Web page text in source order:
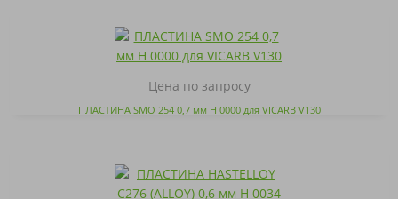
Цена по запросу
ПЛАСТИНА SMO 254 0,7 мм H 0000 для VICARB V130